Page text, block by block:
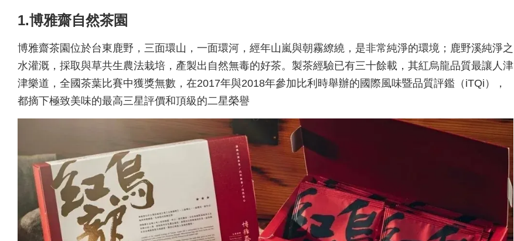
1.博雅齋自然茶園
博雅齋茶園位於台東鹿野，三面環山，一面環河，經年山嵐與朝霧繚繞，是非常純淨的環境；鹿野溪純淨之
水灌溉，採取與草共生農法栽培，產製出自然無毒的好茶。製茶經驗已有三十餘載，其紅烏龍品質最讓人津
津樂道，全國茶葉比賽中獲獎無數，在2017年與2018年參加比利時舉辦的國際風味暨品質評鑑（iTQi），
都摘下極致美味的最高三星評價和頂級的二星榮譽